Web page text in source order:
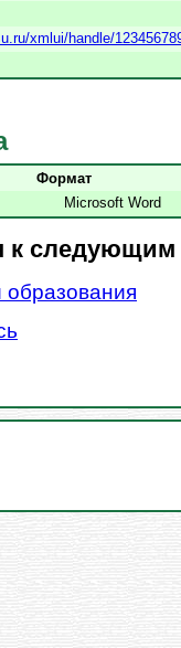
xmlui/handle/
Формат
Microsoft Word
к следующим